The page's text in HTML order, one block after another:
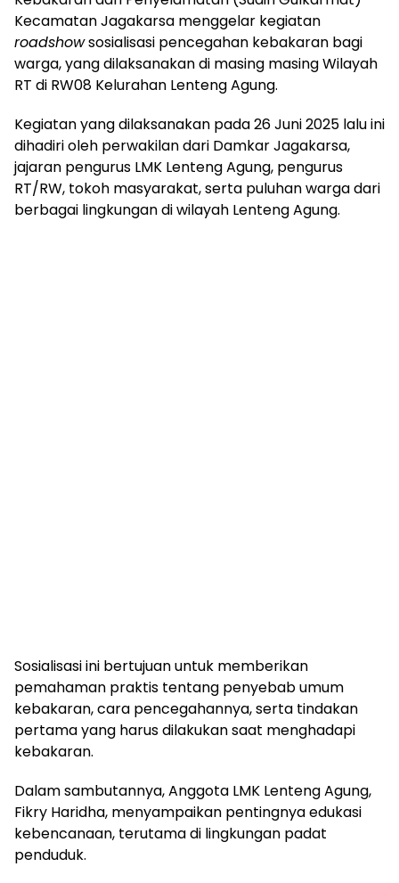
Kecamatan Jagakarsa menggelar kegiatan
roadshowsosialisasi pencegahan kebakaran bagi
warga, yang dilaksanakan di masing masing Wilayah
RT di RW08 Kelurahan Lenteng Agung.
Kegiatan yang dilaksanakan pada 26 Juni 2025 lalu ini
dihadiri oleh perwakilan dari Damkar Jagakarsa,
jajaran pengurus LMK Lenteng Agung, pengurus
RT/RW, tokoh masyarakat, serta puluhan warga dari
berbagai lingkungan di wilayah Lenteng Agung.
Sosialisasi ini bertujuan untuk memberikan
pemahaman praktis tentang penyebab umum
kebakaran, cara pencegahannya, serta tindakan
pertama yang harus dilakukan saat menghadapi
kebakaran.
Dalam sambutannya, Anggota LMK Lenteng Agung,
Fikry Haridha, menyampaikan pentingnya edukasi
kebencanaan, terutama di lingkungan padat
penduduk.